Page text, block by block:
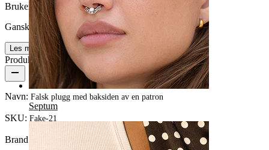
Septum
Brukervennlighet
Ganske enkelt
Les mer
Produktdetaljer
Navn: Falsk plugg med baksiden av en patron
SKU: Fake-21
Brand: Bodymod Moments